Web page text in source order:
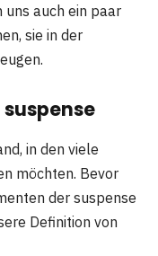
uns auch ein paar
sie in der
suspense
in den viele
möchten. Bevor
der suspense
Definition von